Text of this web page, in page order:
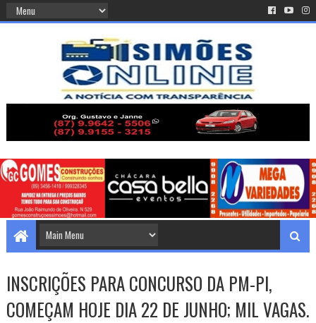
INSCRIÇÕES PARA CONCURSO DA PM-PI,
COMEÇAM HOJE DIA 22 DE JUNHO; MIL VAGAS.